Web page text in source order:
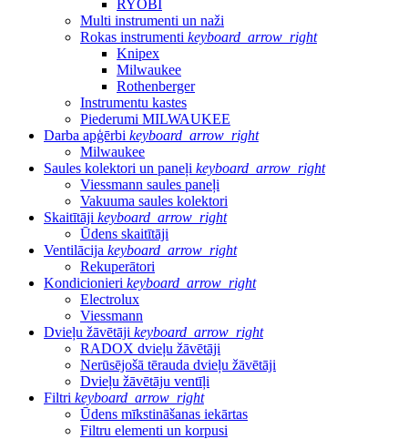
RYOBI
Multi instrumenti un naži
Rokas instrumenti keyboard_arrow_right
Knipex
Milwaukee
Rothenberger
Instrumentu kastes
Piederumi MILWAUKEE
Darba apģērbi keyboard_arrow_right
Milwaukee
Saules kolektori un paneļi keyboard_arrow_right
Viessmann saules paneļi
Vakuuma saules kolektori
Skaitītāji keyboard_arrow_right
Ūdens skaitītāji
Ventilācija keyboard_arrow_right
Rekuperātori
Kondicionieri keyboard_arrow_right
Electrolux
Viessmann
Dvieļu žāvētāji keyboard_arrow_right
RADOX dvieļu žāvētāji
Nerūsējošā tērauda dvieļu žāvētāji
Dvieļu žāvētāju ventīļi
Filtri keyboard_arrow_right
Ūdens mīkstināšanas iekārtas
Filtru elementi un korpusi